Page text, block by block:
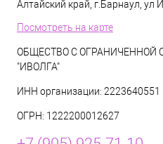
Алтайский край, г.Барнаул, ул
Посмотреть на карте
ОБЩЕСТВО С ОГРАНИЧЕННОЙ
"ИВОЛГА"
ИНН организации: 2223640551
ОГРН: 1222200012627